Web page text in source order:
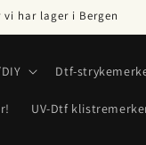
har lager i Bergen
Dtf-
UV-Dtf